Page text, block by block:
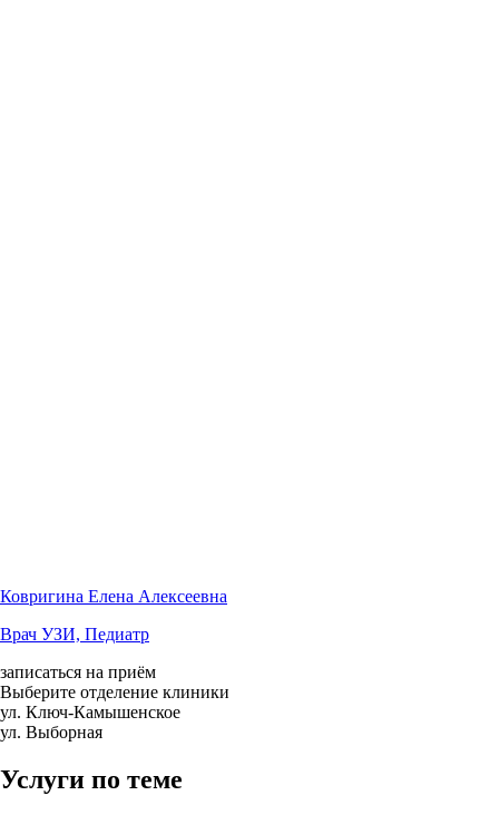
Ковригина Елена Алексеевна
Врач УЗИ, Педиатр
записаться на приём
Выберите отделение клиники
ул. Ключ-Камышенское
ул. Выборная
Услуги по теме